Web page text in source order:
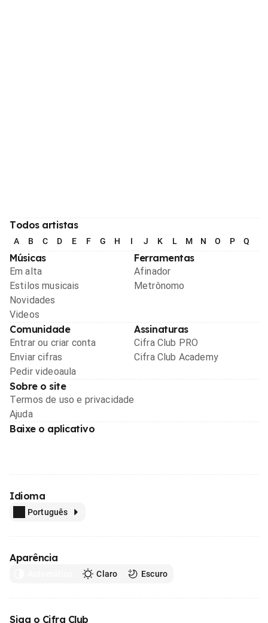
Todos artistas
A B C D E F G H I J K L M N O P Q
Músicas
Em alta
Estilos musicais
Novidades
Videos
Ferramentas
Afinador
Metrônomo
Comunidade
Entrar ou criar conta
Enviar cifras
Pedir videoaula
Assinaturas
Cifra Club PRO
Cifra Club Academy
Sobre o site
Termos de uso e privacidade
Ajuda
Baixe o aplicativo
Idioma
Português
Aparência
Claro Escuro
Siga o Cifra Club